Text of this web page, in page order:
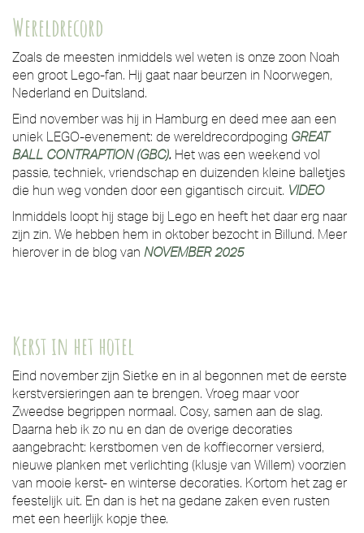
Wereldrecord
Zoals de meesten inmiddels wel weten is onze zoon Noah
een groot Lego-fan. Hij gaat naar beurzen in Noorwegen,
Nederland en Duitsland.
Eind november was hij in Hamburg en deed mee aan een
uniek LEGO-evenement: de wereldrecordpoging GREAT
BALL CONTRAPTION (GBC). Het was een weekend vol
passie, techniek, vriendschap en duizenden kleine balletjes
die hun weg vonden door een gigantisch circuit. VIDEO
Inmiddels loopt hij stage bij Lego en heeft het daar erg naar
zijn zin. We hebben hem in oktober bezocht in Billund. Meer
hierover in de blog van NOVEMBER 2025
Kerst in het hotel
Eind november zijn Sietke en in al begonnen met de eerste
kerstversieringen aan te brengen. Vroeg maar voor
Zweedse begrippen normaal. Cosy, samen aan de slag.
Daarna heb ik zo nu en dan de overige decoraties
aangebracht: kerstbomen ven de koffiecorner versierd,
nieuwe planken met verlichting (klusje van Willem) voorzien
van mooie kerst- en winterse decoraties. Kortom het zag er
feestelijk uit. En dan is het na gedane zaken even rusten
met een heerlijk kopje thee.